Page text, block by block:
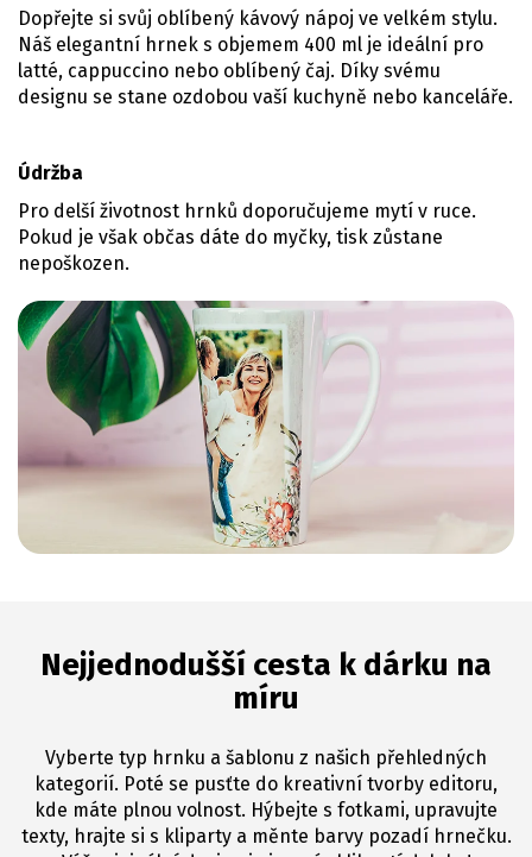
Dopřejte si svůj oblíbený kávový nápoj ve velkém stylu.
Náš elegantní hrnek s objemem 400 ml je ideální pro
latté, cappuccino nebo oblíbený čaj. Díky svému
designu se stane ozdobou vaší kuchyně nebo kanceláře.
Údržba
Pro delší životnost hrnků doporučujeme mytí v ruce.
Pokud je však občas dáte do myčky, tisk zůstane
nepoškozen.
Nejjednodušší cesta k dárku na
míru
Vyberte typ hrnku a šablonu z našich přehledných
kategorií. Poté se pusťte do kreativní tvorby editoru,
kde máte plnou volnost. Hýbejte s fotkami, upravujte
texty, hrajte si s kliparty a měnte barvy pozadí hrnečku.